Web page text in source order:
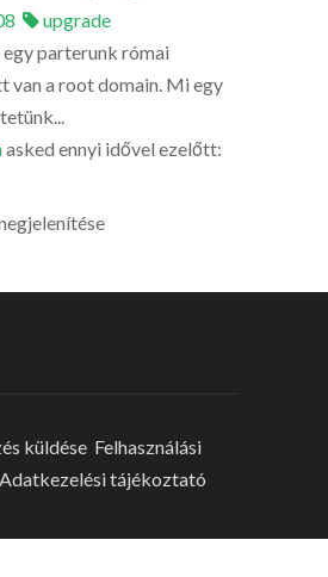
upgrade
egy parterunk római
van a root domain. Mi egy
asked ennyi idővel ezelőtt:
küldése Felhasználási
Adatkezelési tájékoztató